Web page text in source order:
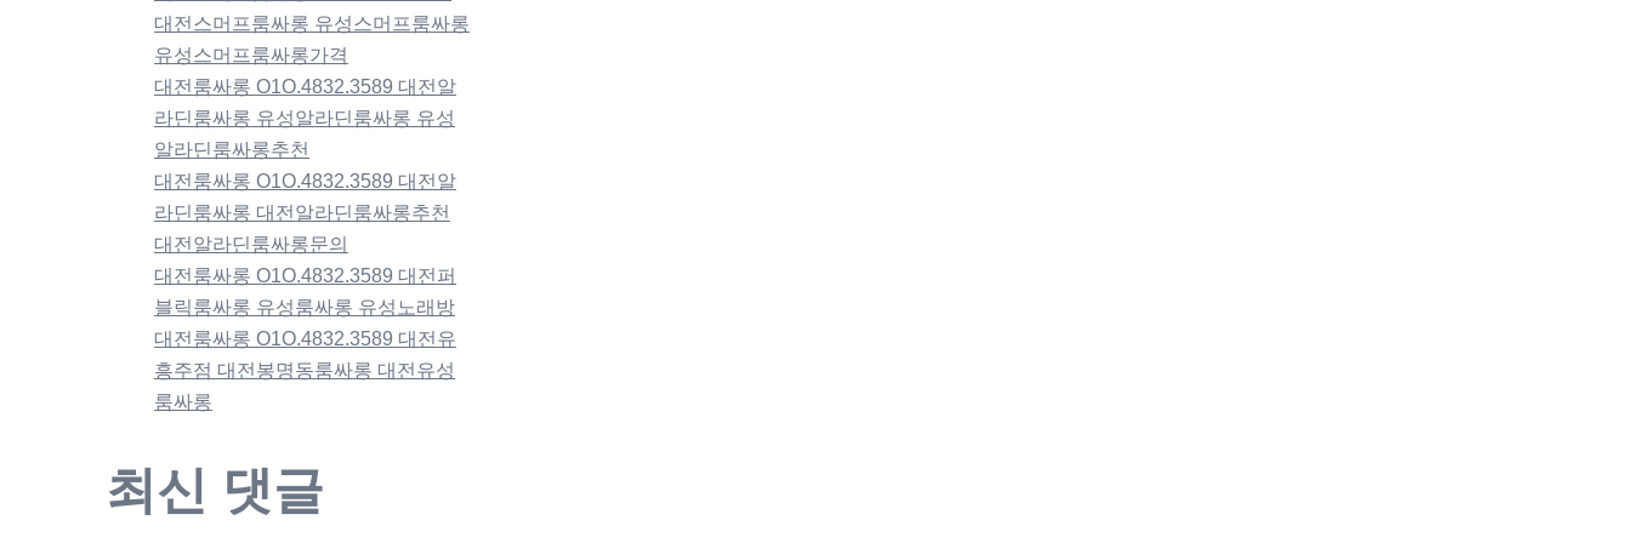
대전스머프룸싸롱 유성스머프룸싸롱
유성스머프룸싸롱가격
대전룸싸롱 O1O.4832.3589 대전알
라딘룸싸롱 유성알라딘룸싸롱 유성
알라딘룸싸롱추천
대전룸싸롱 O1O.4832.3589 대전알
라딘룸싸롱 대전알라딘룸싸롱추천
대전알라딘룸싸롱문의
대전룸싸롱 O1O.4832.3589 대전퍼
블릭룸싸롱 유성룸싸롱 유성노래방
대전룸싸롱 O1O.4832.3589 대전유
흥주점 대전봉명동룸싸롱 대전유성
룸싸롱
최신 댓글